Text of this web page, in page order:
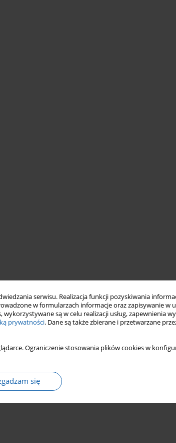
serwisu. Realizacja funkcji pozyskiwania
w formularzach informacje oraz zapisywanie w
wykorzystywane są w celu realizacji usług, zapewnienia
prywatności. Dane są także zbierane i przetwarzane
Ograniczenie stosowania plików cookies w
się